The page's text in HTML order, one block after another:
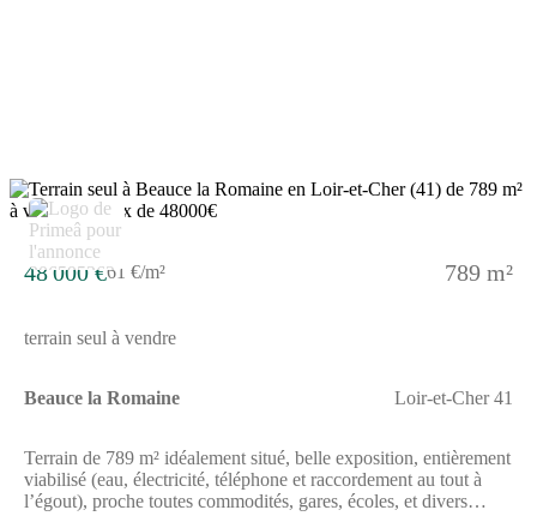
48 000 €61 €/m² 789 m²
terrain seul à vendre
Beauce la Romaine Loir-et-Cher 41
Terrain de 789 m² idéalement situé, belle exposition, entièrement
viabilisé (eau, électricité, téléphone et raccordement au tout à
l’égout), proche toutes commodités, gares, écoles, et divers